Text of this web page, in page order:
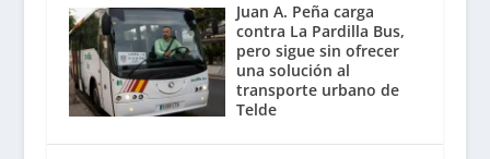
Juan A. Peña carga
contra La Pardilla Bus,
pero sigue sin ofrecer
una solución al
transporte urbano de
Telde